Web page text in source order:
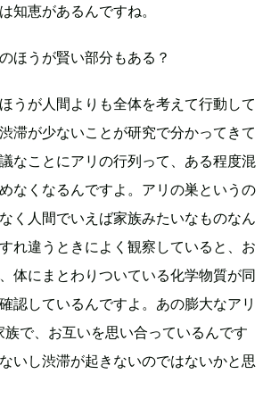
知恵があるんですね。
ほうが賢い部分もある？
うが人間よりも全体を考えて行動して
滞が少ないことが研究で分かってきて
なことにアリの行列って、ある程度混
なくなるんですよ。アリの巣というの
く人間でいえば家族みたいなものなん
れ違うときによく観察していると、お
体にまとわりついている化学物質が同
認しているんですよ。あの膨大なアリ
族で、お互いを思い合っているんです
いし渋滞が起きないのではないかと思